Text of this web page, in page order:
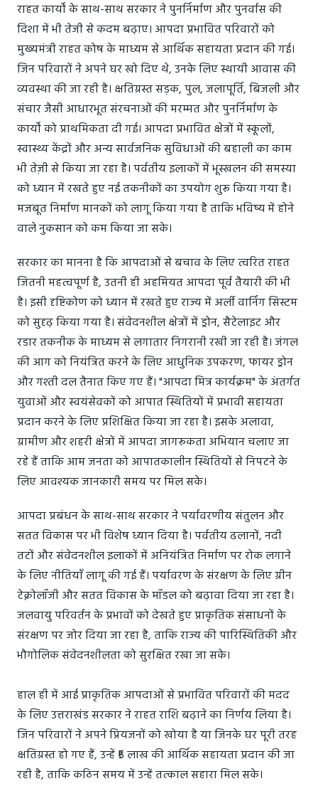
राहत कार्यों के साथ-साथ सरकार ने पुनर्निर्माण और पुनर्वास की
दिशा में भी तेजी से कदम बढ़ाए। आपदा प्रभावित परिवारों को
मुख्यमंत्री राहत कोष के माध्यम से आर्थिक सहायता प्रदान की गई।
जिन परिवारों ने अपने घर खो दिए थे, उनके लिए स्थायी आवास की
व्यवस्था की जा रही है। क्षतिग्रस्त सड़क, पुल, जलापूर्ति, बिजली और
संचार जैसी आधारभूत संरचनाओं की मरम्मत और पुनर्निर्माण के
कार्यों को प्राथमिकता दी गई। आपदा प्रभावित क्षेत्रों में स्कूलों,
स्वास्थ्य केंद्रों और अन्य सार्वजनिक सुविधाओं की बहाली का काम
भी तेज़ी से किया जा रहा है। पर्वतीय इलाकों में भूस्खलन की समस्या
को ध्यान में रखते हुए नई तकनीकों का उपयोग शुरू किया गया है।
मजबूत निर्माण मानकों को लागू किया गया है ताकि भविष्य में होने
वाले नुकसान को कम किया जा सके।
सरकार का मानना है कि आपदाओं से बचाव के लिए त्वरित राहत
जितनी महत्वपूर्ण है, उतनी ही अहमियत आपदा पूर्व तैयारी की भी
है। इसी दृष्टिकोण को ध्यान में रखते हुए राज्य में अर्ली वार्निंग सिस्टम
को सुदृढ़ किया गया है। संवेदनशील क्षेत्रों में ड्रोन, सैटेलाइट और
रडार तकनीक के माध्यम से लगातार निगरानी रखी जा रही है। जंगल
की आग को नियंत्रित करने के लिए आधुनिक उपकरण, फायर ड्रोन
और गश्ती दल तैनात किए गए हैं। "आपदा मित्र कार्यक्रम" के अंतर्गत
युवाओं और स्वयंसेवकों को आपात स्थितियों में प्रभावी सहायता
प्रदान करने के लिए प्रशिक्षित किया जा रहा है। इसके अलावा,
ग्रामीण और शहरी क्षेत्रों में आपदा जागरूकता अभियान चलाए जा
रहे हैं ताकि आम जनता को आपातकालीन स्थितियों से निपटने के
लिए आवश्यक जानकारी समय पर मिल सके।
आपदा प्रबंधन के साथ-साथ सरकार ने पर्यावरणीय संतुलन और
सतत विकास पर भी विशेष ध्यान दिया है। पर्वतीय ढलानों, नदी
तटों और संवेदनशील इलाकों में अनियंत्रित निर्माण पर रोक लगाने
के लिए नीतियाँ लागू की गई हैं। पर्यावरण के संरक्षण के लिए ग्रीन
टेक्नोलॉजी और सतत विकास के मॉडल को बढ़ावा दिया जा रहा है।
जलवायु परिवर्तन के प्रभावों को देखते हुए प्राकृतिक संसाधनों के
संरक्षण पर जोर दिया जा रहा है, ताकि राज्य की पारिस्थितिकी और
भौगोलिक संवेदनशीलता को सुरक्षित रखा जा सके।
हाल ही में आई प्राकृतिक आपदाओं से प्रभावित परिवारों की मदद
के लिए उत्तराखंड सरकार ने राहत राशि बढ़ाने का निर्णय लिया है।
जिन परिवारों ने अपने प्रियजनों को खोया है या जिनके घर पूरी तरह
क्षतिग्रस्त हो गए हैं, उन्हें ₹5 लाख की आर्थिक सहायता प्रदान की जा
रही है, ताकि कठिन समय में उन्हें तत्काल सहारा मिल सके।